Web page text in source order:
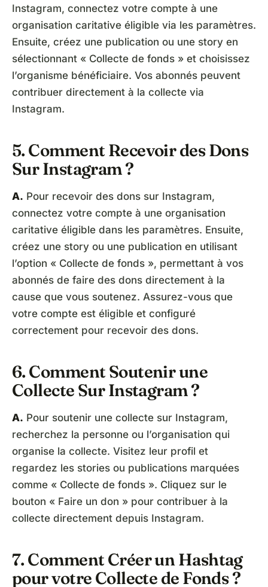
Instagram, connectez votre compte à une
organisation caritative éligible via les paramètres.
Ensuite, créez une publication ou une story en
sélectionnant « Collecte de fonds » et choisissez
l’organisme bénéficiaire. Vos abonnés peuvent
contribuer directement à la collecte via
Instagram.
5. Comment Recevoir des Dons
Sur Instagram ?
A. Pour recevoir des dons sur Instagram,
connectez votre compte à une organisation
caritative éligible dans les paramètres. Ensuite,
créez une story ou une publication en utilisant
l’option « Collecte de fonds », permettant à vos
abonnés de faire des dons directement à la
cause que vous soutenez. Assurez-vous que
votre compte est éligible et configuré
correctement pour recevoir des dons.
6. Comment Soutenir une
Collecte Sur Instagram ?
A. Pour soutenir une collecte sur Instagram,
recherchez la personne ou l’organisation qui
organise la collecte. Visitez leur profil et
regardez les stories ou publications marquées
comme « Collecte de fonds ». Cliquez sur le
bouton « Faire un don » pour contribuer à la
collecte directement depuis Instagram.
7. Comment Créer un Hashtag
pour votre Collecte de Fonds ?